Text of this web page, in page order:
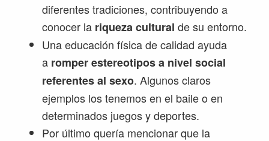
diferentes tradiciones, contribuyendo a
conocer la riqueza cultural de su entorno.
Una educación física de calidad ayuda
a romper estereotipos a nivel social
referentes al sexo. Algunos claros
ejemplos los tenemos en el baile o en
determinados juegos y deportes.
Por último quería mencionar que la